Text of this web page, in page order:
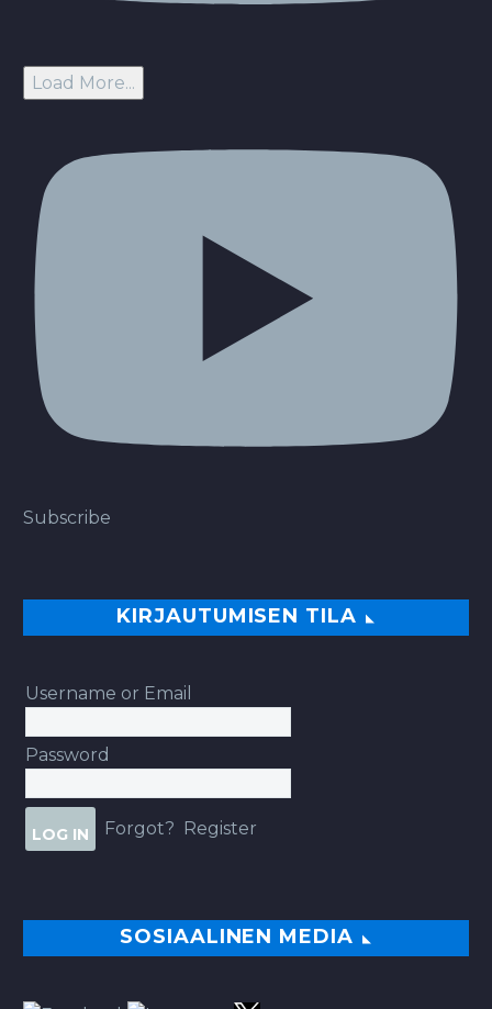
Load More...
Subscribe
KIRJAUTUMISEN TILA
Username or Email
Password
Forgot? Register
SOSIAALINEN MEDIA